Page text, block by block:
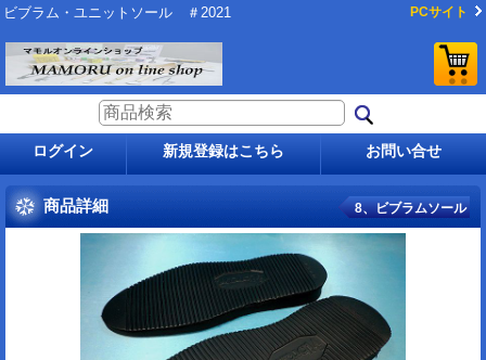
ビブラム・ユニットソール ＃2021 PCサイト
ログイン 新規登録はこちら お問い合せ
商品詳細 8、ビブラムソール